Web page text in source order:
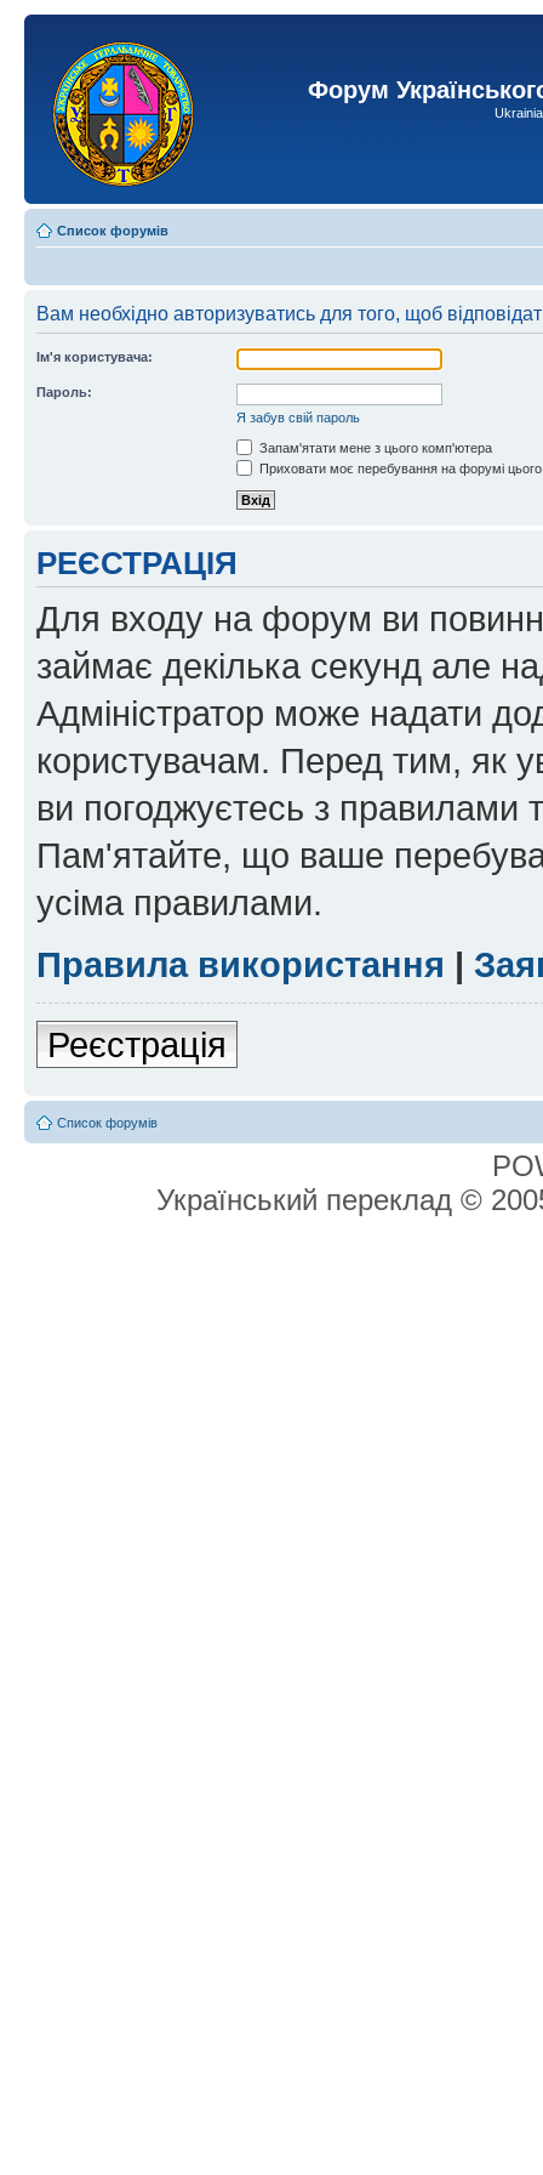
Форум
Список форумів
Вам необхідно авторизуватись для того, щоб
Ім'я користувача:
Пароль:
Я забув свій пароль
Запам'ятати мене з цього комп'ютера
Приховати моє перебування на форумі
РЕЄСТРАЦІЯ
Для входу на форум ви
займає декілька секунд але
Адміністратор може надати
користувачам. Перед тим, як
ви погоджуєтесь з правилами
Пам'ятайте, що ваше
усіма правилами.
Правила використання |
Реєстрація
Список форумів
Український переклад ©